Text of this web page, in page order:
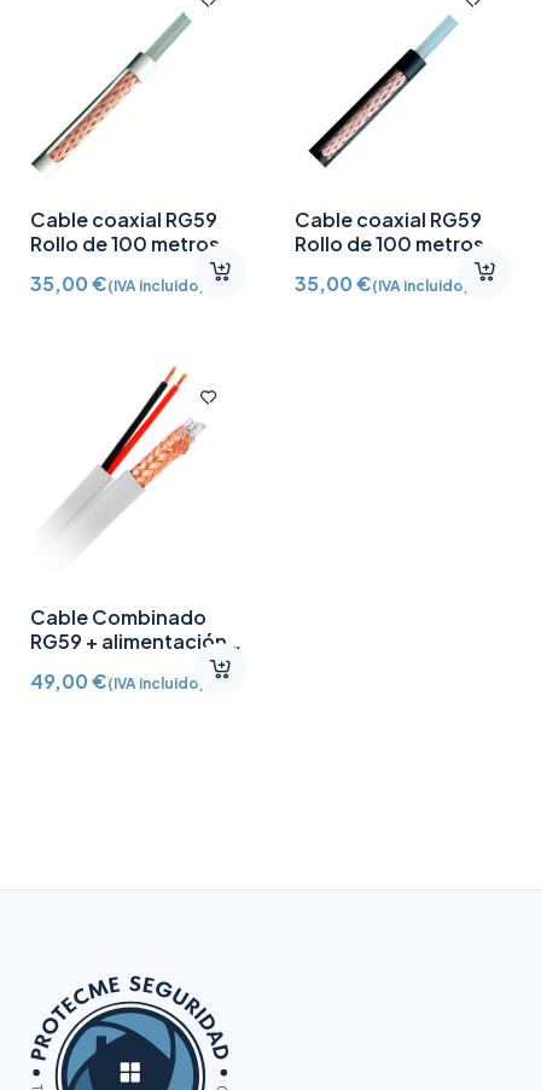
Cable coaxial RG59
Rollo de 100 metros
35,00€(IVA incluido)
Cable coaxial RG59
Rollo de 100 metros
35,00€(IVA incluido)
Cable Combinado
RG59 + alimentación
Rollo de 100 metros
Diámetro exterior 9.0
49,00€(IVA incluido)